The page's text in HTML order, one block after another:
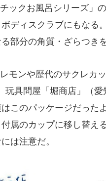
ックお風呂シリーズ」
ディスクラブにもなる
部分の角質・ざらつき
モンや歴代のサクレカ
玩具問屋「堀商店」（
このパッケージだった
属のカップに移し替え
は注意だ。